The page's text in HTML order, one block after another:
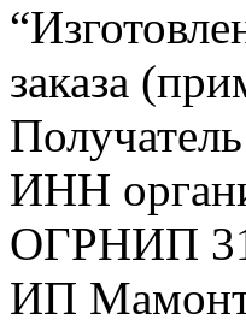
заказа
Получатель
ИНН
ОГРНИП
ИП